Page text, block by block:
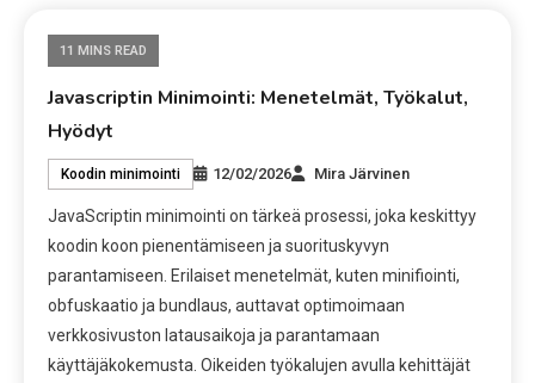
11 MINS READ
Javascriptin Minimointi: Menetelmät, Työkalut,
Hyödyt
Koodin minimointi 12/02/2026 Mira Järvinen
JavaScriptin minimointi on tärkeä prosessi, joka keskittyy
koodin koon pienentämiseen ja suorituskyvyn
parantamiseen. Erilaiset menetelmät, kuten minifiointi,
obfuskaatio ja bundlaus, auttavat optimoimaan
verkkosivuston latausaikoja ja parantamaan
käyttäjäkokemusta. Oikeiden työkalujen avulla kehittäjät